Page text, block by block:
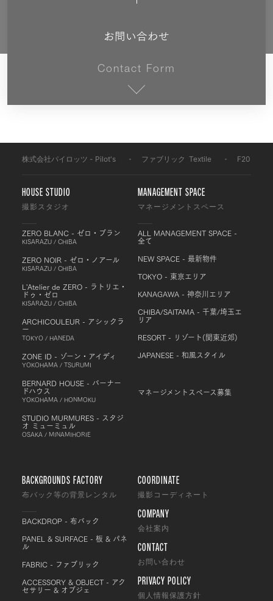
お問い合わせ
Contact Form
株式会社パイロッツ - Pilot's ファブリック Textile F2031
HOUSE STUDIO
撮影スタジオ
ZERO BLANC - ゼロ・ブラン
KISARAZU / CHIBA
ZERO NOIR - ゼロ・ノアール
KISARAZU / CHIBA
L'Atelier de ZERO - ラトリエ・
ドゥ・ゼロ
KISARAZU / CHIBA
ARCHICOULEUR - アシックラ
ー
TOKYO / HANEDA
ZONE ID - ゾーン・アイディ
YOKOHAMA / TSURUMI
BERNARD HOUSE - バーナー
ドハウス
YOKOHAMA / HONMOKU
STUDIO MURMURES - スタジ
オ ミューミュル
OSAKA / MINAMIHORIE
MANAGEMENT SPACE
マネージメントスペース
ALL MANAGEMENT SPACE -
全て
NEW SPACE - 最新物件
TOKYO - 東京エリア
KANAGAWA - 神奈川エリア
CHIBA/SAITAMA - 千葉/埼玉エ
リア
RESORT - リゾート(関東近郊)
JAPANESE - 和風スタイル
マネージメントスペース募集
BACKGROUNDS FACTORY
布バック等の背景レンタル
BACKDROP - 布バック
PANEL & SURFACE - 板 & パネ
ル
FABRIC - ファブリック
ACCESSORY & OBJECT - アク
セサリー & オブジェ
COORDINATE
撮影コーディネート
COMPANY
会社案内
CONTACT
お問い合わせ
PRIVACY POLICY
個人情報保護方針